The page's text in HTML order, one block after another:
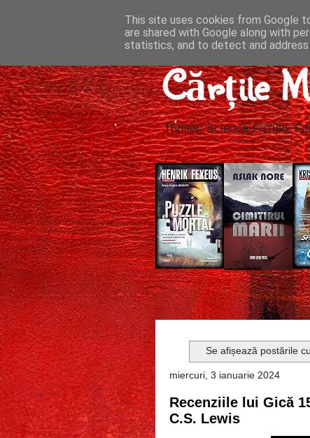
Cărțile
Thriller, Science-Fiction,
Se afișează postările
miercuri, 3 ianuarie 2024
Recenziile lui Gică
C.S. Lewis
This site uses cookies from Google
are shared with Google along with
statistics, and to detect and address